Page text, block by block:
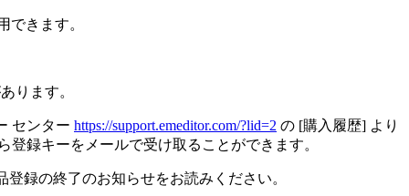
できます。
ります。
センター https://support.emeditor.com/?lid=2 の [購入履歴] より
登録キーをメールで受け取ることができます。
録の終了のお知らせをお読みください。